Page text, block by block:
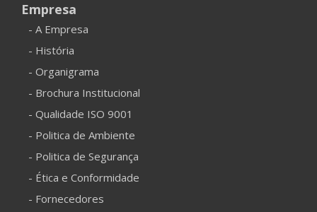
Empresa
- A Empresa
- História
- Organigrama
- Brochura Institucional
- Qualidade ISO 9001
- Politica de Ambiente
- Politica de Segurança
- Ética e Conformidade
- Fornecedores